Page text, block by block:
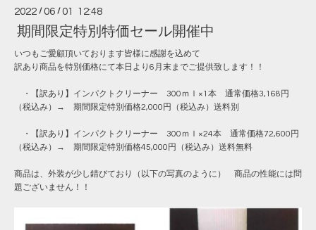
2022 /06 /01 12:48
期間限定特別特価セール開催中
いつもご愛顧頂いております皆様に感謝を込めて
訳あり商品を特別価格にて本日より6月末までご提供致します！！
・【訳あり】インパクトクリーナー 300ｍｌ×1本 通常価格3,168円
（税込み）→ 期間限定特別価格2,000円（税込み）送料別
・【訳あり】インパクトクリーナー 300ｍｌ×24本 通常価格72,600円
（税込み）→ 期間限定特別価格45,000円（税込み）送料無料
商品は、外装が少し錆びており（以下の写真のように） 商品の性能には問
題ございません！！